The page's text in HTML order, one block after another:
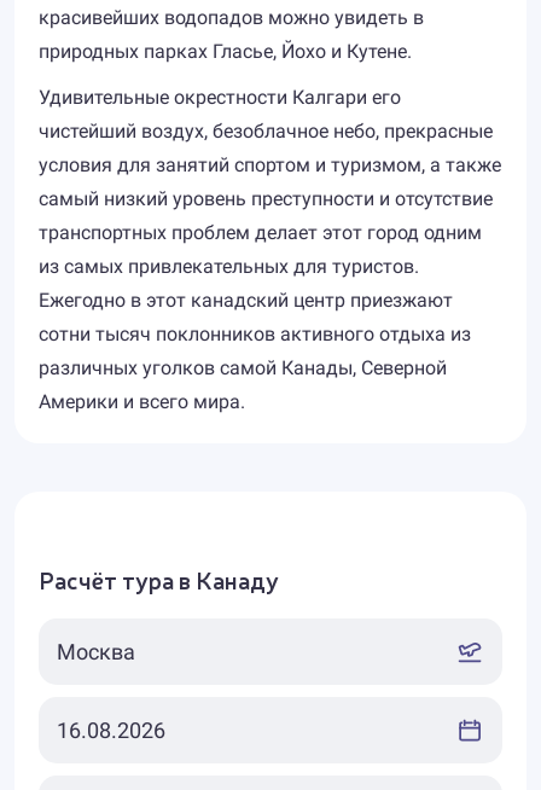
красивейших водопадов можно увидеть в
природных парках Гласье, Йохо и Кутене.
Удивительные окрестности Калгари его
чистейший воздух, безоблачное небо, прекрасные
условия для занятий спортом и туризмом, а также
самый низкий уровень преступности и отсутствие
транспортных проблем делает этот город одним
из самых привлекательных для туристов.
Ежегодно в этот канадский центр приезжают
сотни тысяч поклонников активного отдыха из
различных уголков самой Канады, Северной
Америки и всего мира.
Расчёт тура в Канаду